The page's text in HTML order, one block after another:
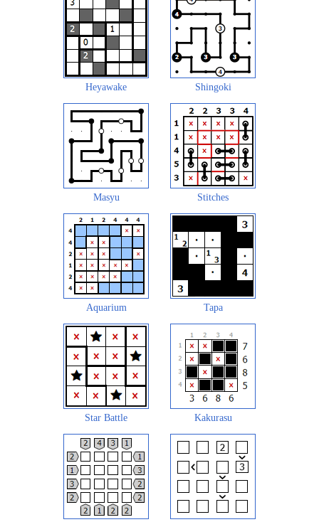
Heyawake Shingoki
Masyu Stitches
Aquarium Tapa
Star Battle Kakurasu